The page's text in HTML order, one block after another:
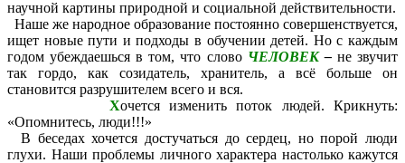
научной картины природной и социальной действительности.
Наше же народное образование постоянно совершенствуется,
ищет новые пути и подходы в обучении детей. Но с каждым
годом убеждаешься в том, что слово ЧЕЛОВЕК– не звучит
так гордо, как созидатель, хранитель, а всё больше он
становится разрушителем всего и вся.
Хочется изменить поток людей. Крикнуть:
«Опомнитесь, люди!!!»
В беседах хочется достучаться до сердец, но порой люди
глухи. Наши проблемы личного характера настолько кажутся